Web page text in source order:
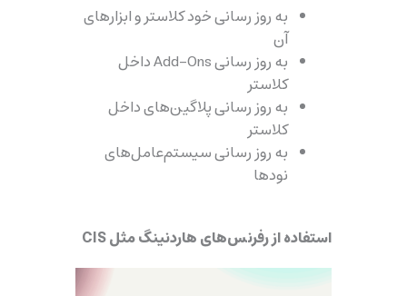
به روز رسانی خود کلاستر و ابزارهای
آن
به روز رسانی Add-Ons داخل
کلاستر
به روز رسانی پلاگین‌های داخل
کلاستر
به روز رسانی سیستم‌عامل‌‌های
نودها
استفاده از رفرنس‌های هاردنینگ مثل CIS